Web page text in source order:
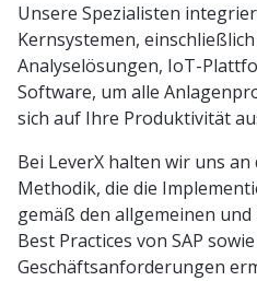
Unsere Spezialisten
Kernsystemen,
Analyselösungen, IoT-
Software, um alle
sich auf Ihre Produktivität
Bei LeverX halten wir uns an
Methodik, die die
gemäß den allgemeinen
Best Practices von SAP
Geschäftsanforderungen